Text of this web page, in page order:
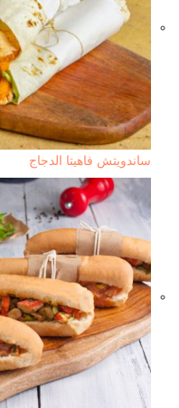
ساندويتش فاهيتا الدجاج